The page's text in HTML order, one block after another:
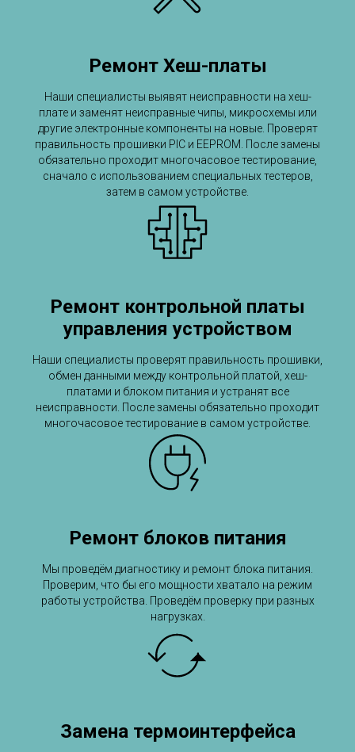
Ремонт Хеш-платы
Наши специалисты выявят неисправности на хеш-
плате и заменят неисправные чипы, микросхемы или
другие электронные компоненты на новые. Проверят
правильность прошивки PIC и EEPROM. После замены
обязательно проходит многочасовое тестирование,
сначало с использованием специальных тестеров,
затем в самом устройстве.
Ремонт контрольной платы
управления устройством
Наши специалисты проверят правильность прошивки,
обмен данными между контрольной платой, хеш-
платами и блоком питания и устранят все
неисправности. После замены обязательно проходит
многочасовое тестирование в самом устройстве.
Ремонт блоков питания
Мы проведём диагностику и ремонт блока питания.
Проверим, что бы его мощности хватало на режим
работы устройства. Проведём проверку при разных
нагрузках.
Замена термоинтерфейса